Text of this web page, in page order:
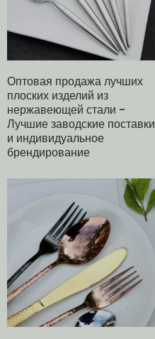
Оптовая продажа лучших
плоских изделий из
нержавеющей стали -
Лучшие заводские поставки
и индивидуальное
брендирование